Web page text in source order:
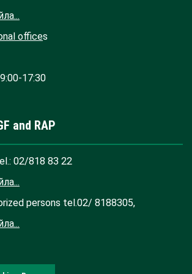
offices
17:30
and RAP
02/818 83 22
persons tel.02/ 8188305,